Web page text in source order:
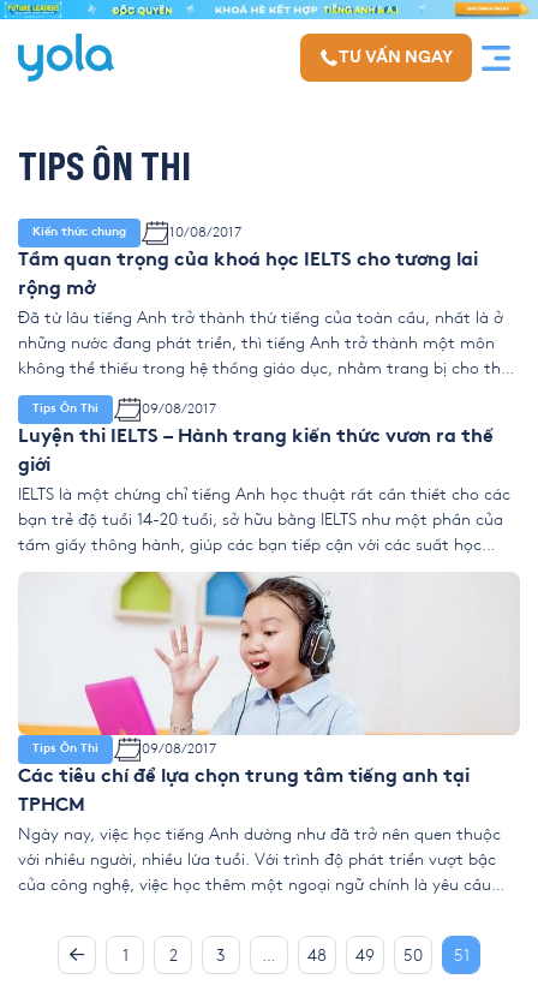
TƯ VẤN NGAY
TIPS ÔN THI
Kiến thức chung 10/08/2017
Tầm quan trọng của khoá học IELTS cho tương lai
rộng mở
Đã từ lâu tiếng Anh trở thành thứ tiếng của toàn cầu, nhất là ở
những nước đang phát triển, thì tiếng Anh trở thành một môn
không thể thiếu trong hệ thống giáo dục, nhằm trang bị cho thế
hệ trẻ những hành trang hội nhập với toàn cầu, mang đất nước
đi xa […]
Tips Ôn Thi 09/08/2017
Luyện thi IELTS – Hành trang kiến thức vươn ra thế
giới
IELTS là một chứng chỉ tiếng Anh học thuật rất cần thiết cho các
bạn trẻ độ tuổi 14-20 tuổi, sở hữu bằng IELTS như một phần của
tấm giấy thông hành, giúp các bạn tiếp cận với các suất học
bổng du học hoặc mở ra con đường du học đầy thử thách. Để
Tips Ôn Thi 09/08/2017
Các tiêu chí để lựa chọn trung tâm tiếng anh tại
TPHCM
Ngày nay, việc học tiếng Anh dường như đã trở nên quen thuộc
với nhiều người, nhiều lứa tuổi. Với trình độ phát triển vượt bậc
của công nghệ, việc học thêm một ngoại ngữ chính là yêu cầu
kiếm một […]
1
2 3 48 49 50 51